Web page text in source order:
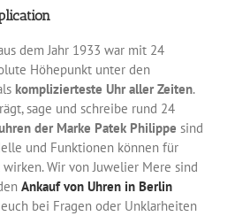
dem Jahr 1933 war mit 24
Höhepunkt unter den
komplizierteste Uhr aller Zeiten.
sage und schreibe rund 24
der Marke Patek Philippe sind
und Funktionen können für
Wir von Juwelier Mere sind
Ankauf von Uhren in Berlin
bei Fragen oder Unklarheiten